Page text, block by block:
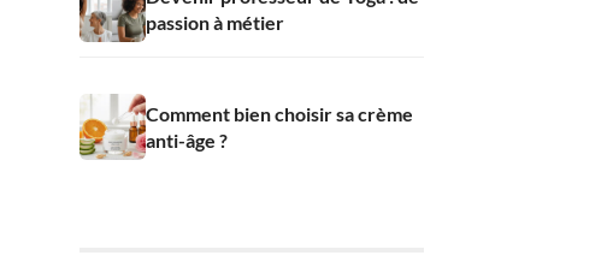
passion à métier
Comment bien choisir sa crème
anti-âge ?